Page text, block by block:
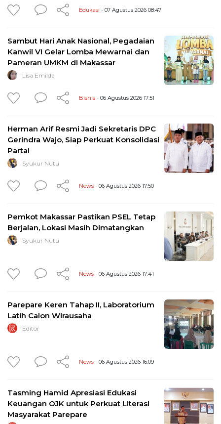
Edukasi - 07 Agustus 2026 08:47
Sambut Hari Anak Nasional, Pegadaian
Kanwil VI Gelar Lomba Mewarnai dan
Pameran UMKM di Makassar
Lisa Emilda
Bisnis - 06 Agustus 2026 17:51
Herman Arif Resmi Jadi Sekretaris DPC
Gerindra Wajo, Siap Perkuat Konsolidasi
Partai
Syukur Nutu
News - 06 Agustus 2026 17:50
Pemkot Makassar Pastikan PSEL Tetap
Berjalan, Lokasi Masih Dimatangkan
Syukur Nutu
News - 06 Agustus 2026 17:41
Parepare Keren Tahap II, Laboratorium
Latih Calon Wirausaha
Editor
News - 06 Agustus 2026 16:09
Tasming Hamid Apresiasi Edukasi
Keuangan OJK untuk Perkuat Literasi
Masyarakat Parepare